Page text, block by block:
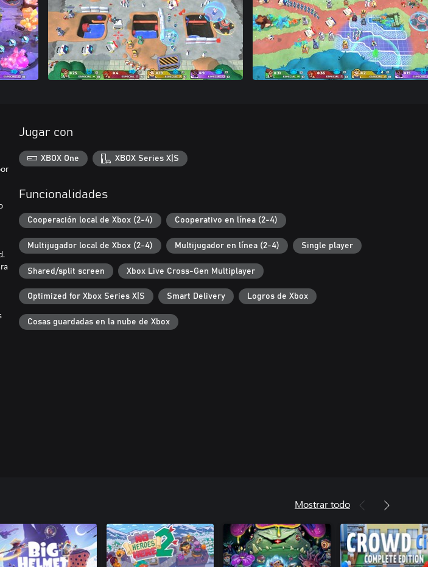
a
Jugar con
XBOX One XBOX Series X|S
Funcionalidades
Cooperación local de Xbox (2-4) Cooperativo en línea (2-4)
Multijugador local de Xbox (2-4) Multijugador en línea (2-4) Single player
Shared/split screen Xbox Live Cross-Gen Multiplayer
Optimized for Xbox Series X|S Smart Delivery Logros de Xbox
Cosas guardadas en la nube de Xbox
Mostrar todo